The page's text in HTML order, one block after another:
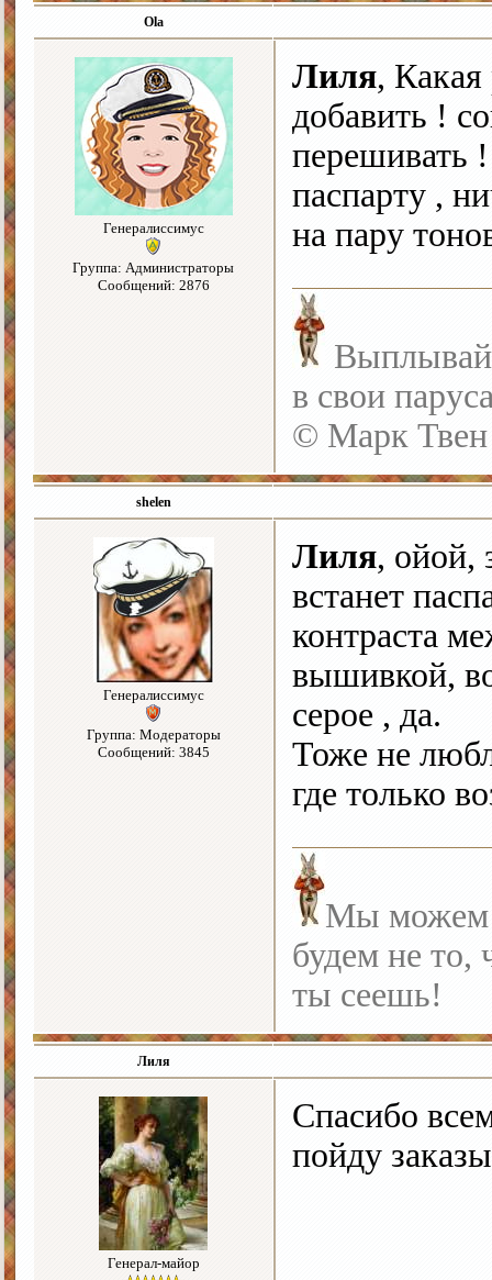
Ola
Генералиссимус
Группа: Администраторы
Сообщений: 2876
Лиля, Какая
добавить !
перешивать
паспарту ,
на пару
в свои
© Марк Твен
shelen
Генералиссимус
Группа: Модераторы
Сообщений: 3845
Лиля, ойой,
встанет
контраста
вышивкой,
серое , да.
Тоже не
где только
Мы можем
будем не то,
ты сеешь!
Лиля
Генерал-майор
Спасибо
пойду